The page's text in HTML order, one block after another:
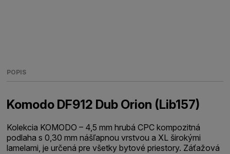
POPIS
Komodo DF912 Dub Orion (Lib157)
Kolekcia KOMODO – 4,5 mm hrubá CPC kompozitná
podlaha s 0,30 mm nášľapnou vrstvou a XL širokými
lamelami, je určená pre všetky bytové priestory. Záťažová